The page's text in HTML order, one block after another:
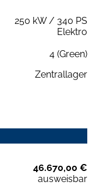
250 kW / 340 PS
Elektro
4 (Green)
Zentrallager
46.670,00 €
ausweisbar